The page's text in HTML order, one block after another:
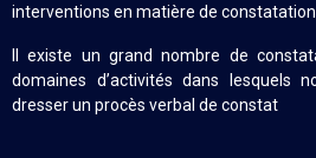
interventions en matière de
Il existe un grand nombre de
domaines d’activités dans lesquels
dresser un procès verbal de constat